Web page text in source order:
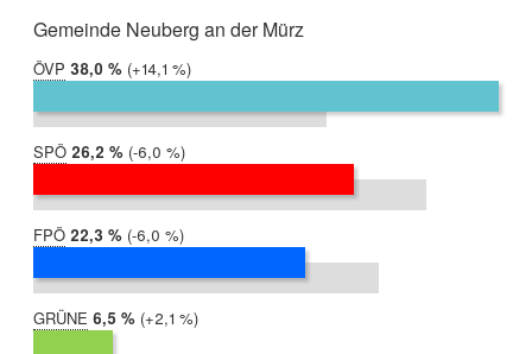
hier:
Gemeinde Neuberg an der Mürz
ÖVP 2019:
38,0 %
2014:
24,0 %
Differenz:
+14,1 %
SPÖ 2019:
26,2 %
2014:
32,1 %
Differenz:
-6,0 %
FPÖ 2019:
22,3 %
2014:
28,3 %
Differenz:
-6,0 %
GRÜNE 2019:
6,5 %
2014:
4,4 %
Differenz:
+2,1 %